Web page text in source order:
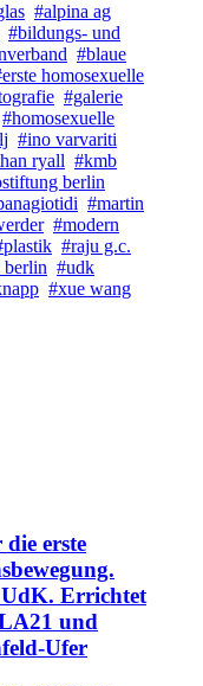
#alpina ag
#bildungs- und
#blaue
homosexuelle
#galerie
#homosexuelle
#ino varvariti
ryall #kmb
berlin
#martin
#modern
#raju g.c.
berlin #udk
#xue wang
erste
Errichtet
und
Ufer